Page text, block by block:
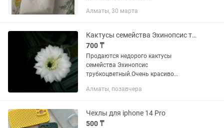
Алматы, 30 марта
Кактусы семейства Эхинопсис трубкоцветный.
700 ₸
Продаются недорого кактусы
семейства Эхинопсис
трубкоцветный.Очень красиво
частого полива,любят солнце,убирают
в...
Алматы, позавчера
Чехлы для iphone 14 Pro
500 ₸